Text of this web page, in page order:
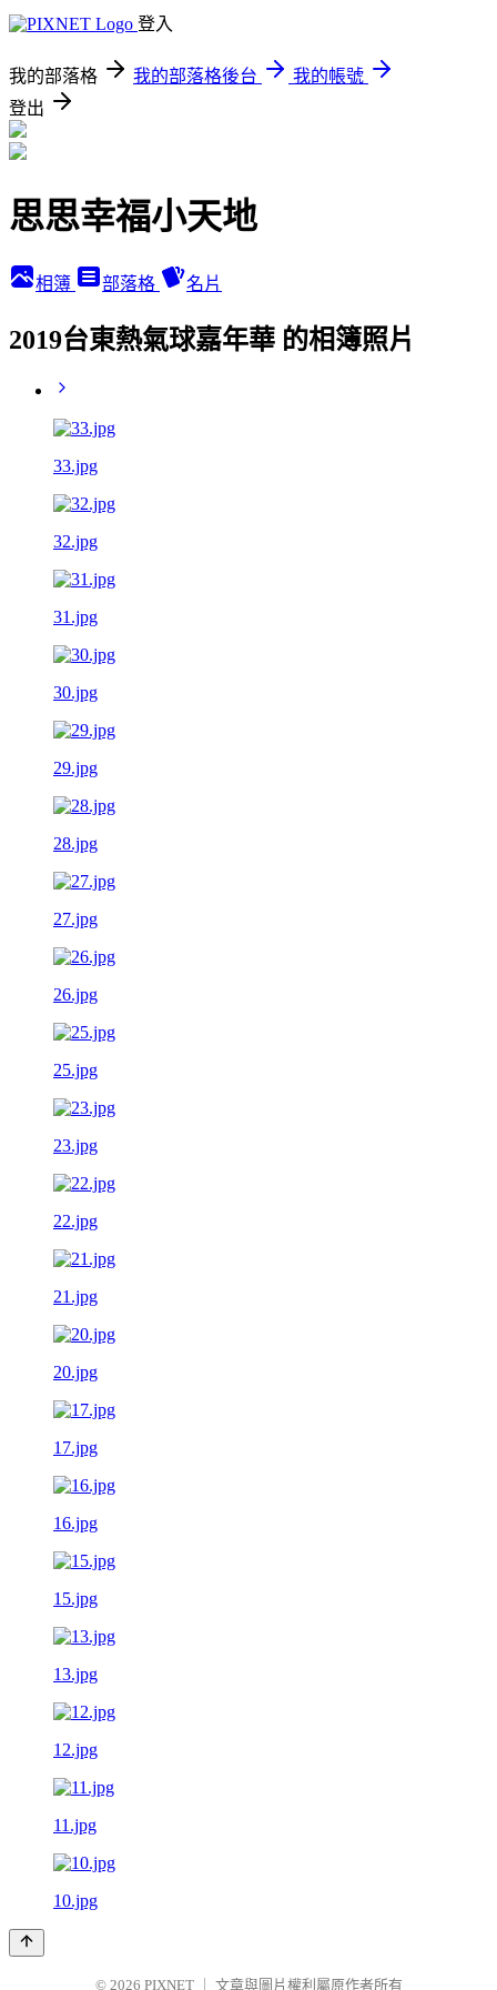
登入
我的部落格 我的部落格後台
我的帳號
登出
思思幸福小天地
相簿 部落格 名片
2019台東熱氣球嘉年華 的相簿照片
33.jpg
32.jpg
31.jpg
30.jpg
29.jpg
28.jpg
27.jpg
26.jpg
25.jpg
23.jpg
22.jpg
21.jpg
20.jpg
17.jpg
16.jpg
15.jpg
13.jpg
12.jpg
11.jpg
10.jpg
© 2026 PIXNET 文章與圖片權利屬原作者所有